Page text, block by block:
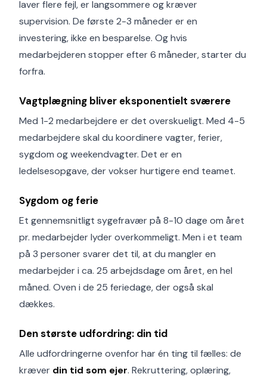
laver flere fejl, er langsommere og kræver
supervision. De første 2-3 måneder er en
investering, ikke en besparelse. Og hvis
medarbejderen stopper efter 6 måneder, starter du
forfra.
Vagtplægning bliver eksponentielt sværere
Med 1-2 medarbejdere er det overskueligt. Med 4-5
medarbejdere skal du koordinere vagter, ferier,
sygdom og weekendvagter. Det er en
ledelsesopgave, der vokser hurtigere end teamet.
Sygdom og ferie
Et gennemsnitligt sygefravær på 8-10 dage om året
pr. medarbejder lyder overkommeligt. Men i et team
på 3 personer svarer det til, at du mangler en
medarbejder i ca. 25 arbejdsdage om året, en hel
måned. Oven i de 25 feriedage, der også skal
dækkes.
Den største udfordring: din tid
Alle udfordringerne ovenfor har én ting til fælles: de
kræver din tid som ejer. Rekruttering, oplæring,